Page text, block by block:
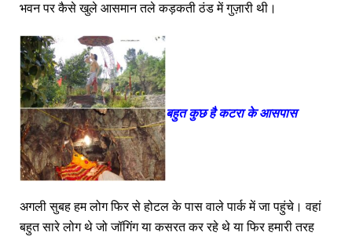
भवन पर कैसे खुले आसमान तले कड़कती ठंड में गुज़ारी थी।
बहुत कुछ है कटरा के आसपास
अगली सुबह हम लोग फिर से होटल के पास वाले पार्क में जा पहुंचे। वहां
बहुत सारे लोग थे जो जॉगिंग या कसरत कर रहे थे या फिर हमारी तरह